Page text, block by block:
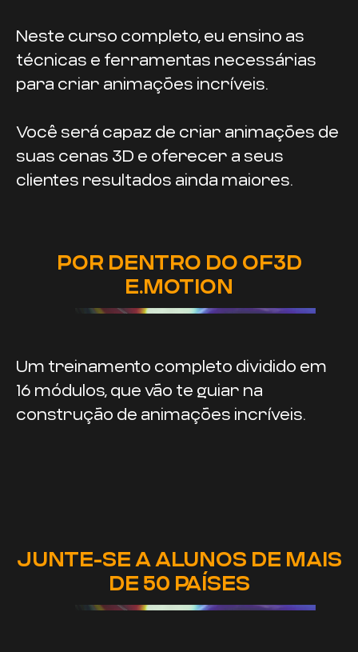
Neste curso completo, eu ensino as
técnicas e ferramentas necessárias
para criar animações incríveis.
Você será capaz de criar animações de
suas cenas 3D e oferecer a seus
clientes resultados ainda maiores.
POR DENTRO DO OF3D
E.MOTION
Um treinamento completo dividido em
16 módulos, que vão te guiar na
construção de animações incríveis.
JUNTE-SE A ALUNOS DE MAIS
DE 50 PAÍSES